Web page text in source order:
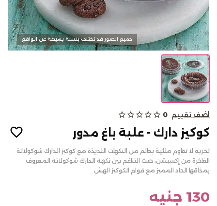
كحك وبسكويت
الالبان
من نحن
المدونات
أتصل بنا
سياسة الألغاء أو والاسترجاع
تسجيل الدخول
جميع الصور قد تختلف بنسبة بسيطة عن الواقع
اضف تقييم 0
star_outline
star_outline
star_outline
star_outline
star_outline
كوكيز دارك - علبة باغ مدور
تجربة لا تقاوم ملئية بعالم من النكهات اللذيذة مع كوكيز الدارك شوكولاتة
الفاخرة من إكسبشن، حيث التناغم بين نكهة الدارك شوكولاتة المعروف
بمذاقها الحاد المميز مع قوام الكوكيز الهش
130 جنيه